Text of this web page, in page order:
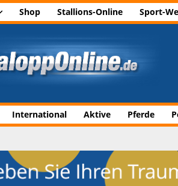
Shop Stallions-Online Sport-
International Aktive Pferde